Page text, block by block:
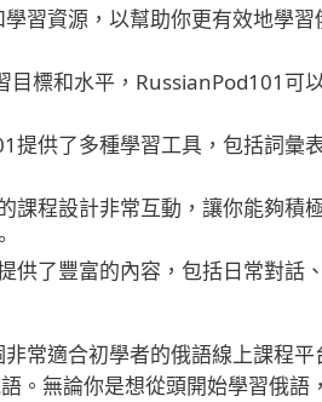
習資源，以幫助你更有效地學習
目標和水平，RussianPod101可
提供了多種學習工具，包括詞彙
課程設計非常互動，讓你能夠積
供了豐富的內容，包括日常對話
常適合初學者的俄語線上課程
。無論你是想從頭開始學習俄語